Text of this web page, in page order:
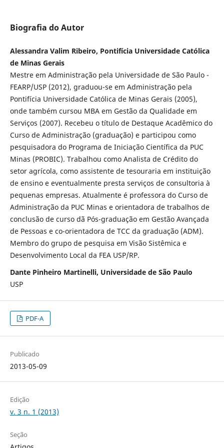
Biografia do Autor
Alessandra Valim Ribeiro, Pontifícia Universidade Católica
de Minas Gerais
Mestre em Administração pela Universidade de São Paulo -
FEARP/USP (2012), graduou-se em Administração pela
Pontifícia Universidade Católica de Minas Gerais (2005),
onde também cursou MBA em Gestão da Qualidade em
Serviços (2007). Recebeu o título de Destaque Acadêmico do
Curso de Administração (graduação) e participou como
pesquisadora do Programa de Iniciação Científica da PUC
Minas (PROBIC). Trabalhou como Analista de Crédito do
setor agrícola, como assistente de tesouraria em instituição
de ensino e eventualmente presta serviços de consultoria à
pequenas empresas. Atualmente é professora do Curso de
Administração da PUC Minas e orientadora de trabalhos de
conclusão de curso dã Pós-graduação em Gestão Avançada
de Pessoas e co-orientadora de TCC da graduação (ADM).
Membro do grupo de pesquisa em Visão Sistêmica e
Desenvolvimento Local da FEA USP/RP.
Dante Pinheiro Martinelli, Universidade de São Paulo
USP
PDF-A
Publicado
2013-05-09
Edição
v. 3 n. 1 (2013)
Seção